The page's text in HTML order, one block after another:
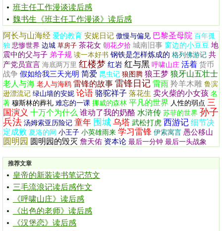
班主任工作漫谈读后感
魏书生《班主任工作漫谈》读后感
阿长与山海经 爱的教育 安妮日记 傲慢与偏见 巴黎圣母院 百年孤
独 悲惨世界 边城 草房子 茶花女 朝花夕拾 城南旧事 窗边的小豆豆 地
震中的父与子 弟子规 读一本好书 钢铁是怎样炼成的 格列佛游记 共
产党员宣言 海底两万里 红楼梦 红岩 红与黑 呼啸山庄 活着 货币
战争 假如给我三天光明 简爱 昆虫记 狼图腾 狼王梦 狼牙山五壮士
老人与海 老人与海鸥 雷锋的故事 雷锋日记 雷雨 羚羊木雕 鲁滨
逊漂流记 绿山墙的安妮 论语 骆驼祥子 落花生 卖火柴的小女孩 名
著 穆斯林的葬礼 难忘的一课 挪威的森林 平凡的世界 人性的弱点 三
国演义 十万个为什么 谁动了我的奶酪 水浒传 苏菲的世界 孙子
兵法 汤姆索亚历险记 童年 围城 乌塔 武松打虎 西游记 细节决
定成败 夏洛的网 小王子 小英雄雨来 学习雷锋 伊索寓言 愚公移山
圆明园 圆明园的毁灭 詹天佑 资本论 最后一分钟 最后一头战象
推荐文章
皇帝的新装读书笔记范文
三毛流浪记读后感作文
《呼啸山庄》读后感
《出色的老师》读后感
《汉堡恋》读后感